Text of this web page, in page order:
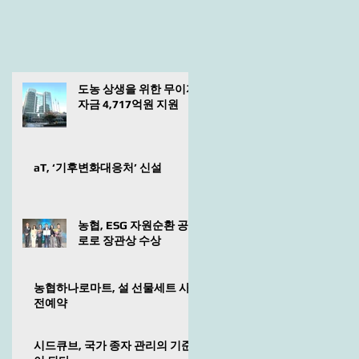
도농 상생을 위한 무이자
자금 4,717억원 지원
aT, ‘기후변화대응처’ 신설
농협, ESG 자원순환 공
로로 장관상 수상
농협하나로마트, 설 선물세트 사
전예약
시드큐브, 국가 종자 관리의 기준